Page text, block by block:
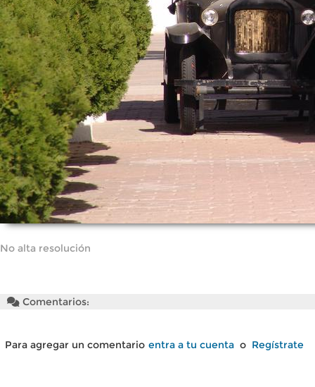
No alta resolución
Comentarios:
Para agregar un comentario entra a tu cuenta o Regístrate